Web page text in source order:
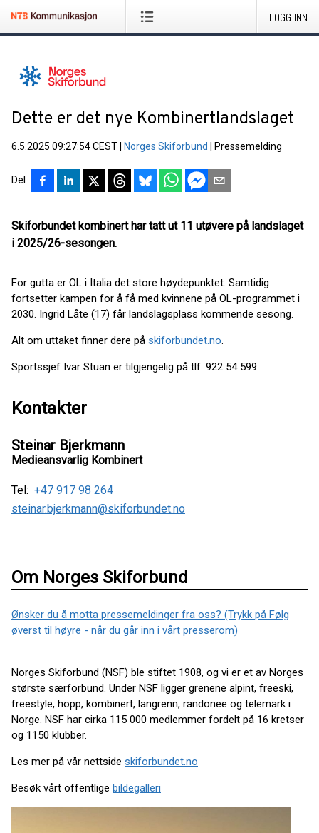
LOGG INN
Dette er det nye Kombinertlandslaget
6.5.2025 09:27:54 CEST Norges Skiforbund Pressemelding
Del
Skiforbundet kombinert har tatt ut 11 utøvere på landslaget
i 2025/26-sesongen.
For gutta er OL i Italia det store høydepunktet. Samtidig
fortsetter kampen for å få med kvinnene på OL-programmet i
2030. Ingrid Låte (17) får landslagsplass kommende sesong.
Alt om uttaket finner dere på skiforbundet.no.
Sportssjef Ivar Stuan er tilgjengelig på tlf. 922 54 599.
Kontakter
Steinar Bjerkmann
Medieansvarlig Kombinert
Tel: +47 917 98 264
steinar.bjerkmann@skiforbundet.no
Om Norges Skiforbund
Ønsker du å motta pressemeldinger fra oss? (Trykk på Følg
øverst til høyre - når du går inn i vårt presserom)
Norges Skiforbund (NSF) ble stiftet 1908, og vi er et av Norges
største særforbund. Under NSF ligger grenene alpint, freeski,
freestyle, hopp, kombinert, langrenn, randonee og telemark i
Norge. NSF har cirka 115 000 medlemmer fordelt på 16 kretser
og 1150 klubber.
Les mer på vår nettside skiforbundet.no
Besøk vårt offentlige bildegalleri